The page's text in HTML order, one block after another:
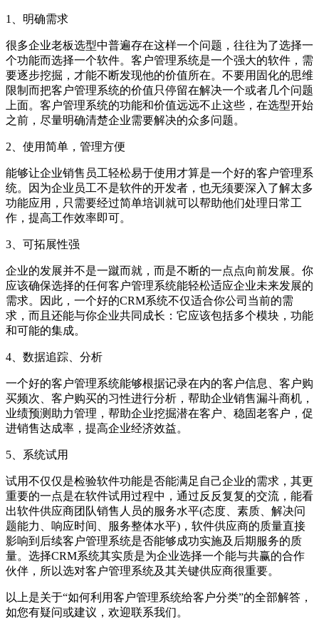
1、明确需求
很多企业老板选型中普遍存在这样一个问题，往往为了选择一
个功能而选择一个软件。客户管理系统是一个强大的软件，需
要逐步挖掘，才能不断发现他的价值所在。不要用固化的思维
限制而把客户管理系统的价值只停留在解决一个或者几个问题
上面。客户管理系统的功能和价值远远不止这些，在选型开始
之前，尽量明确清楚企业需要解决的众多问题。
2、使用简单，管理方便
能够让企业销售员工轻松易于使用才算是一个好的客户管理系
统。因为企业员工不是软件的开发者，也无须要深入了解太多
功能应用，只需要经过简单培训就可以帮助他们处理日常工
作，提高工作效率即可。
3、可拓展性强
企业的发展并不是一蹴而就，而是不断的一点点向前发展。你
应该确保选择的任何客户管理系统能轻松适应企业未来发展的
需求。因此，一个好的CRM系统不仅适合你公司当前的需
求，而且还能与你企业共同成长：它应该包括多个模块，功能
和可能的集成。
4、数据追踪、分析
一个好的客户管理系统能够根据记录在内的客户信息、客户购
买频次、客户购买的习性进行分析，帮助企业销售漏斗商机，
业绩预测助力管理，帮助企业挖掘潜在客户、稳固老客户，促
进销售达成率，提高企业经济效益。
5、系统试用
试用不仅仅是检验软件功能是否能满足自己企业的需求，其更
重要的一点是在软件试用过程中，通过反反复复的交流，能看
出软件供应商团队销售人员的服务水平(态度、素质、解决问
题能力、响应时间、服务整体水平)，软件供应商的质量直接
影响到后续客户管理系统是否能够成功实施及后期服务的质
量。选择CRM系统其实质是为企业选择一个能与共赢的合作
伙伴，所以选对客户管理系统及其关键供应商很重要。
以上是关于“如何利用客户管理系统给客户分类”的全部解答，
如您有疑问或建议，欢迎联系我们。